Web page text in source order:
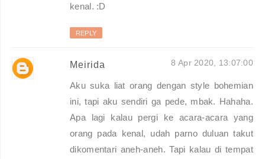
kenal. :D
REPLY
Meirida 8 Apr 2020, 13:07:00
Aku suka liat orang dengan style bohemian
ini, tapi aku sendiri ga pede, mbak. Hahaha.
Apa lagi kalau pergi ke acara-acara yang
orang pada kenal, udah parno duluan takut
dikomentari aneh-aneh. Tapi kalau di tempat